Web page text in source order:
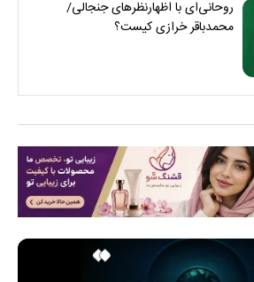
روحانی‌ای با اظهارنظرهای جنجالی/
محمدباقر خرازی کیست؟